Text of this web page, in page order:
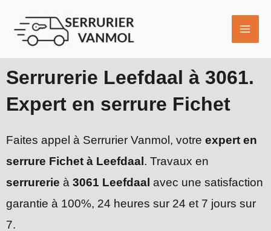
contenu
Serrurerie Leefdaal à 3061.
Expert en serrure Fichet
Faites appel à Serrurier Vanmol, votre expert en
serrure Fichet à Leefdaal . Travaux en
serrurerie à 3061 Leefdaal avec une satisfaction
garantie à 100%, 24 heures sur 24 et 7 jours sur
7.